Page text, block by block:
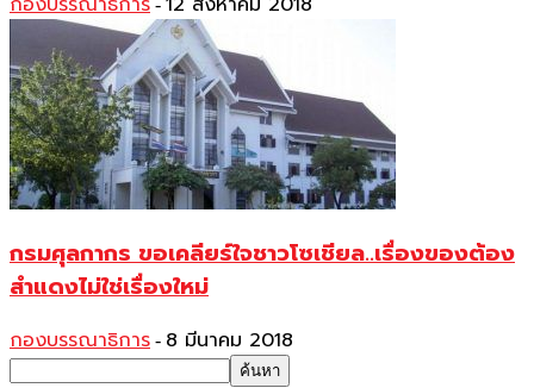
-
กรมศุลกากร ขอเคลียร์ใจชาวโซเชียล..เรื่องของต้อง
สำแดงไม่ใช่เรื่องใหม่
กองบรรณาธิการ - 8 มีนาคม 2018